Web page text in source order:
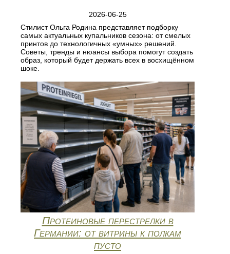
2026-06-25
Стилист Ольга Родина представляет подборку
самых актуальных купальников сезона: от смелых
принтов до технологичных «умных» решений.
Советы, тренды и нюансы выбора помогут создать
образ, который будет держать всех в восхищённом
шоке.
Протеиновые перестрелки в
Германии: от витрины к полкам
пусто